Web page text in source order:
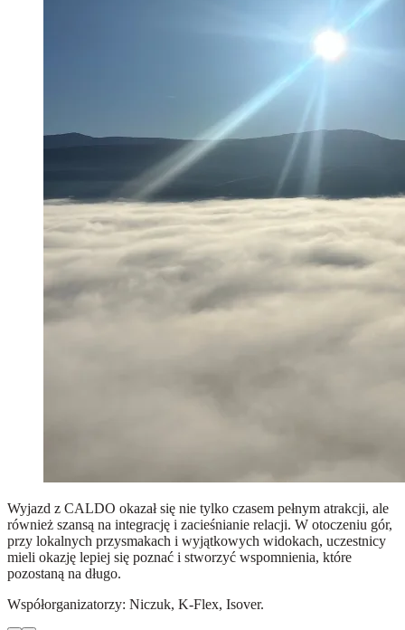
Wyjazd z CALDO okazał się nie tylko czasem pełnym atrakcji, ale
również szansą na integrację i zacieśnianie relacji. W otoczeniu gór,
przy lokalnych przysmakach i wyjątkowych widokach, uczestnicy
mieli okazję lepiej się poznać i stworzyć wspomnienia, które
pozostaną na długo.
Współorganizatorzy: Niczuk, K-Flex, Isover.